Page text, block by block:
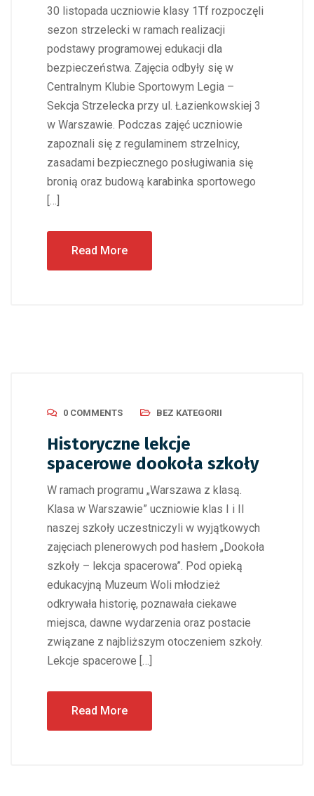
30 listopada uczniowie klasy 1Tf rozpoczęli
sezon strzelecki w ramach realizacji
podstawy programowej edukacji dla
bezpieczeństwa. Zajęcia odbyły się w
Centralnym Klubie Sportowym Legia –
Sekcja Strzelecka przy ul. Łazienkowskiej 3
w Warszawie. Podczas zajęć uczniowie
zapoznali się z regulaminem strzelnicy,
zasadami bezpiecznego posługiwania się
bronią oraz budową karabinka sportowego
[…]
Read More
0 COMMENTS BEZ KATEGORII
Historyczne lekcje
spacerowe dookoła szkoły
W ramach programu „Warszawa z klasą.
Klasa w Warszawie” uczniowie klas I i II
naszej szkoły uczestniczyli w wyjątkowych
zajęciach plenerowych pod hasłem „Dookoła
szkoły – lekcja spacerowa”. Pod opieką
edukacyjną Muzeum Woli młodzież
odkrywała historię, poznawała ciekawe
miejsca, dawne wydarzenia oraz postacie
związane z najbliższym otoczeniem szkoły.
Lekcje spacerowe […]
Read More